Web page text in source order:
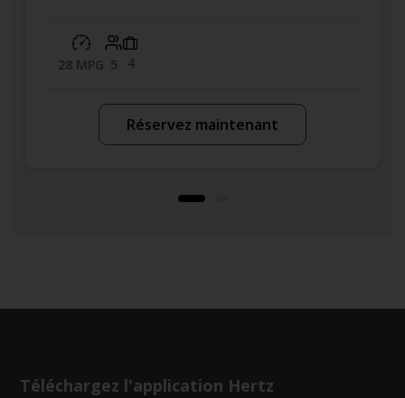
28 MPG 5 4
Réservez maintenant
Téléchargez l'application Hertz